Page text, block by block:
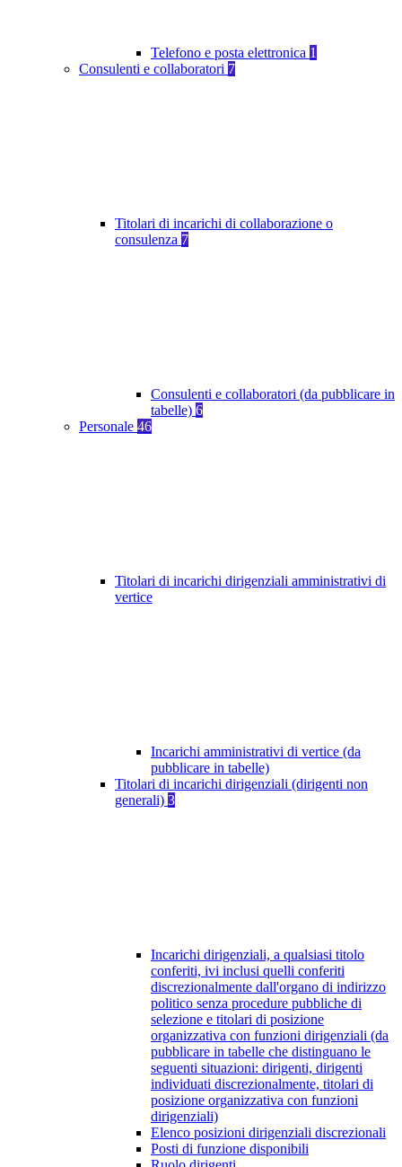
Telefono e posta elettronica 1
Consulenti e collaboratori 7
Titolari di incarichi di collaborazione o
consulenza 7
Consulenti e collaboratori (da pubblicare in
tabelle) 6
Personale 46
Titolari di incarichi dirigenziali amministrativi di
vertice
Incarichi amministrativi di vertice (da
pubblicare in tabelle)
Titolari di incarichi dirigenziali (dirigenti non
generali) 3
Incarichi dirigenziali, a qualsiasi titolo
conferiti, ivi inclusi quelli conferiti
discrezionalmente dall'organo di indirizzo
politico senza procedure pubbliche di
selezione e titolari di posizione
organizzativa con funzioni dirigenziali (da
pubblicare in tabelle che distinguano le
seguenti situazioni: dirigenti, dirigenti
individuati discrezionalmente, titolari di
posizione organizzativa con funzioni
dirigenziali)
Elenco posizioni dirigenziali discrezionali
Posti di funzione disponibili